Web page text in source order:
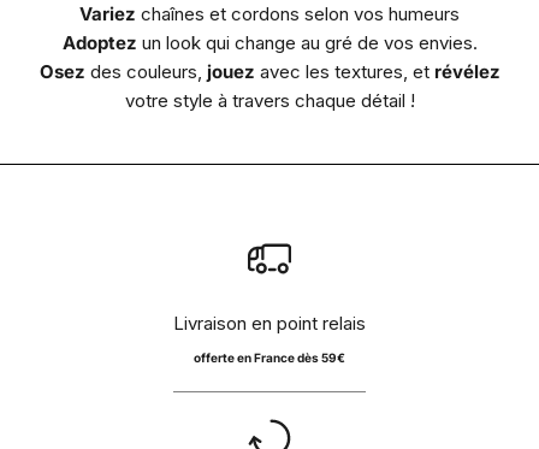
Variez chaînes et cordons selon vos humeurs
Adoptez un look qui change au gré de vos envies.
Osez des couleurs, jouez avec les textures, et révélez
votre style à travers chaque détail !
Livraison en point relais
offerte en France dès 59€